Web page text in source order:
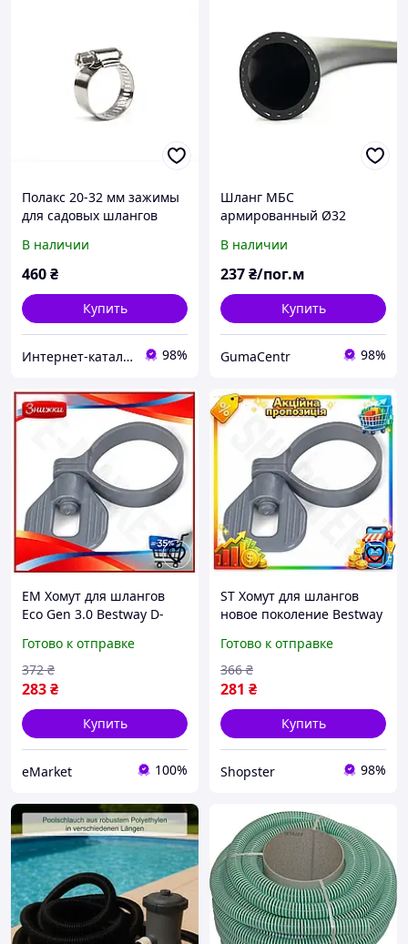
Полакс 20-32 мм зажимы
для садовых шлангов
В наличии
460₴
Купить
Инт​е​​рн​ет-кат​алог ск​​идок "KIEVSALES.COM" 98%
Шланг МБС
армированный Ø32
В наличии
237₴/пог.м
Купить
GumaСentr 98%
EM Хомут для шлангов
Eco Gen 3.0 Bestway D-
насадок фитинг для труб
MAR_K
Готово к отправке
283₴
372 ₴
Купить
eMarket 100%
ST Хомут для шлангов
новое поколение Bestway
насадок фитинг для труб
OST|ER
Готово к отправке
281 ₴
366 ₴
Купить
Shopster 98%